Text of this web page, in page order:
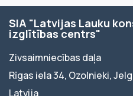
SIA "Latvijas Lauku
izglītības centrs"
Zivsaimniecības daļa
Rīgas iela 34, Ozolnieki,
Latvija